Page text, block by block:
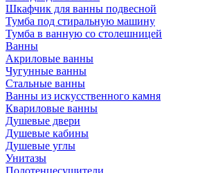
Шкафчик для ванны подвесной
Тумба под стиральную машину
Тумба в ванную со столешницей
Ванны
Акриловые ванны
Чугунные ванны
Стальные ванны
Ванны из искусственного камня
Квариловые ванны
Душевые двери
Душевые кабины
Душевые углы
Унитазы
Полотенцесушители